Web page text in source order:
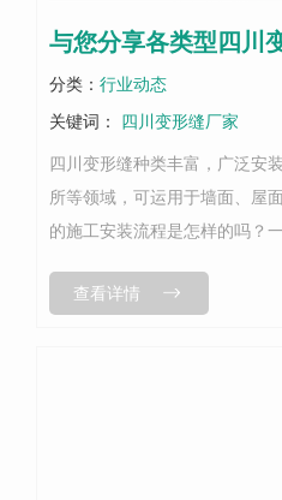
与您分享各类型四川
分类： 行业动态
关键词：
四川变形缝厂家
四川变形缝种类丰富，广泛安
所等领域，可运用于墙面、屋
的施工安装流程是怎样的吗？
加层防水层→变形缝顶部加扣
查看详情